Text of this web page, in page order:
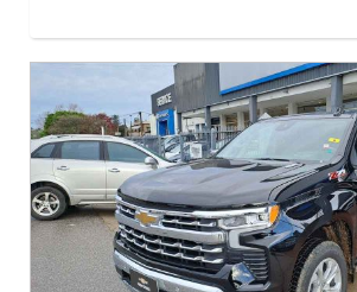
+598 91 372 694